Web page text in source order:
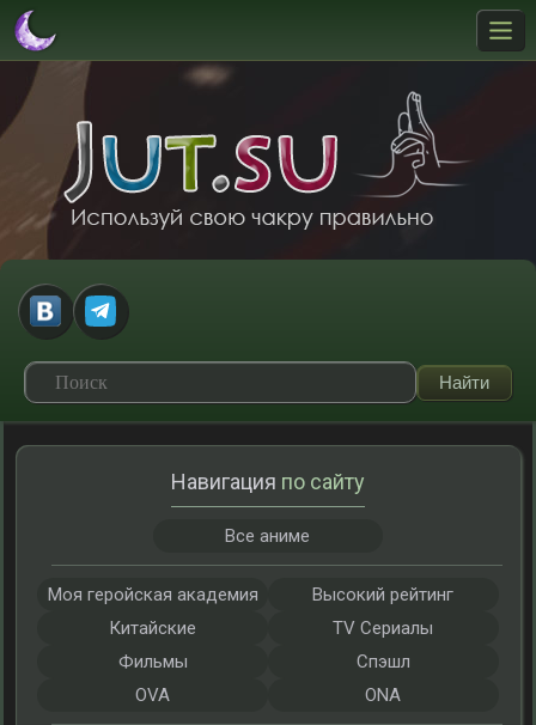
Навигация по сайту
Все аниме
Моя геройская академия
Высокий рейтинг
Китайские
TV Сериалы
Фильмы
Спэшл
OVA
ONA